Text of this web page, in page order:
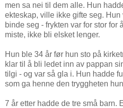
men sa nei til dem alle. Hun
ekteskap, ville ikke gifte seg.
binde seg - frykten var for stor for
miste, ikke bli elsket lenger.
Hun ble 34 år før hun sto på
klar til å bli ledet inn av pappan
tilgi - og var så gla i. Hun hadde
som ga henne den tryggheten
7 år etter hadde de tre små barn.